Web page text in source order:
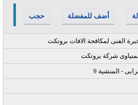
حجب أضف للمفضلة
الفنى لمكافحة الافات بروتكت
شركة بروتكت
- المنشية